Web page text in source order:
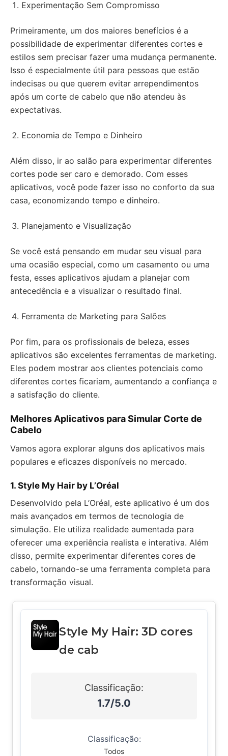
Experimentação Sem Compromisso
Primeiramente, um dos maiores benefícios é a
possibilidade de experimentar diferentes cortes e
estilos sem precisar fazer uma mudança permanente.
Isso é especialmente útil para pessoas que estão
indecisas ou que querem evitar arrependimentos
após um corte de cabelo que não atendeu às
expectativas.
Economia de Tempo e Dinheiro
Além disso, ir ao salão para experimentar diferentes
cortes pode ser caro e demorado. Com esses
aplicativos, você pode fazer isso no conforto da sua
casa, economizando tempo e dinheiro.
Planejamento e Visualização
Se você está pensando em mudar seu visual para
uma ocasião especial, como um casamento ou uma
festa, esses aplicativos ajudam a planejar com
antecedência e a visualizar o resultado final.
Ferramenta de Marketing para Salões
Por fim, para os profissionais de beleza, esses
aplicativos são excelentes ferramentas de marketing.
Eles podem mostrar aos clientes potenciais como
diferentes cortes ficariam, aumentando a confiança e
a satisfação do cliente.
Melhores Aplicativos para Simular Corte de
Cabelo
Vamos agora explorar alguns dos aplicativos mais
populares e eficazes disponíveis no mercado.
1. Style My Hair by L’Oréal
Desenvolvido pela L’Oréal, este aplicativo é um dos
mais avançados em termos de tecnologia de
simulação. Ele utiliza realidade aumentada para
oferecer uma experiência realista e interativa. Além
disso, permite experimentar diferentes cores de
cabelo, tornando-se uma ferramenta completa para
transformação visual.
Style My Hair: 3D cores
de cab
Classificação:
1.7/5.0
Classificação:
Todos